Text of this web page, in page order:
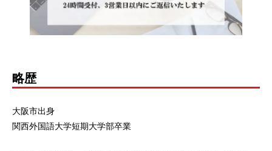
略歴
大阪市出身
関西外国語大学短期大学部卒業